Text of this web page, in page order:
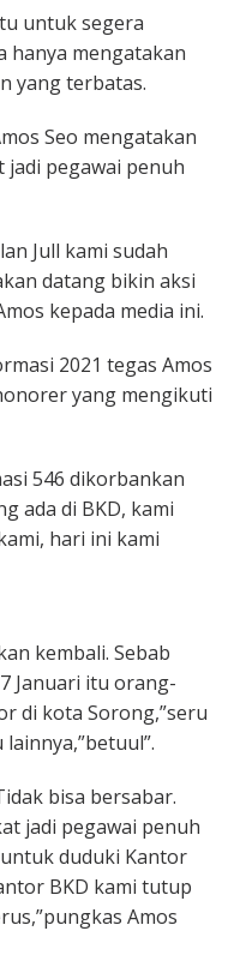
untuk segera
hanya mengatakan
yang terbatas.
Seo mengatakan
pegawai penuh
Jull kami sudah
datang bikin aksi
kepada media ini.
2021 tegas Amos
yang mengikuti
546 dikorbankan
ada di BKD, kami
hari ini kami
kembali. Sebab
Januari itu orang-
di kota Sorong,”seru
bisa bersabar.
jadi pegawai penuh
duduki Kantor
BKD kami tutup
Amos